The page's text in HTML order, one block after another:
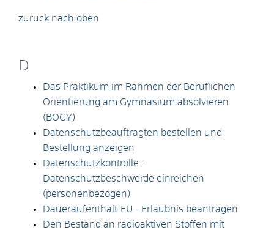
zurück nach oben
D
Das Praktikum im Rahmen der Beruflichen
Orientierung am Gymnasium absolvieren
(BOGY)
Datenschutzbeauftragten bestellen und
Bestellung anzeigen
Datenschutzkontrolle -
Datenschutzbeschwerde einreichen
(personenbezogen)
Daueraufenthalt-EU - Erlaubnis beantragen
Den Bestand an radioaktiven Stoffen mit